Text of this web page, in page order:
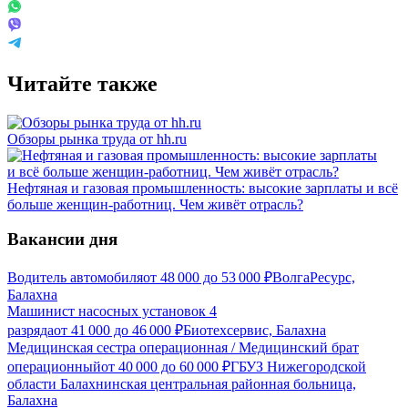
Читайте также
Обзоры рынка труда от hh.ru
Нефтяная и газовая промышленность: высокие зарплаты и всё
больше женщин-работниц. Чем живёт отрасль?
Вакансии дня
Водитель автомобиляот 48 000 до 53 000 ₽ВолгаРесурс,
Балахна
Машинист насосных установок 4
разрядаот 41 000 до 46 000 ₽Биотехсервис, Балахна
Медицинская сестра операционная / Медицинский брат
операционныйот 40 000 до 60 000 ₽ГБУЗ Нижегородской
области Балахнинская центральная районная больница,
Балахна